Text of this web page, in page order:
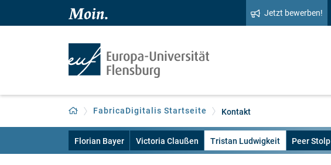
Zum Hauptinhalt springen
Zur Navigation springen
Jetzt bewerben!
Zurück zur Startseite
FabricaDigitalis Startseite Kontakt
Florian Bayer Victoria Claußen Tristan Ludwigkeit Peer Stolp